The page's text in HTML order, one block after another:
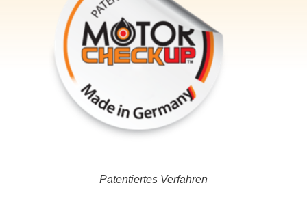
Patentiertes Verfahren